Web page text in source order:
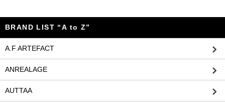
BRAND LIST “A to Z”
A.F ARTEFACT
ANREALAGE
AUTTAA